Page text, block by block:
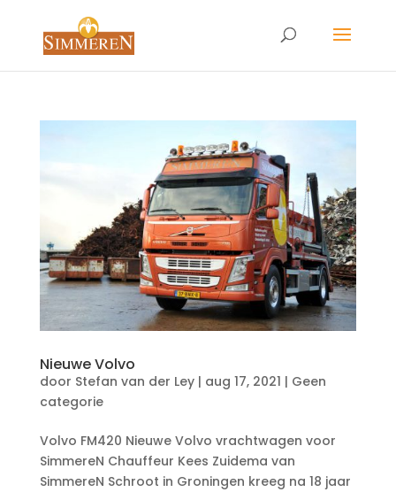
Nieuwe Volvo
door Stefan van der Ley| aug 17, 2021 | Geen
categorie
Volvo FM420 Nieuwe Volvo vrachtwagen voor
SimmereN Chauffeur Kees Zuidema van
SimmereN Schroot in Groningen kreeg na 18 jaar